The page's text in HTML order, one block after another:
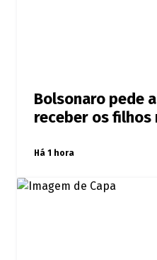
Bolsonaro pede
receber os filhos
Há 1 hora